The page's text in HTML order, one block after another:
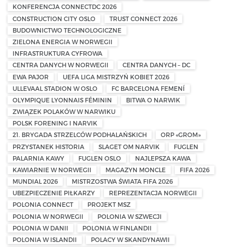
KONFERENCJA CONNECTDC 2026
CONSTRUCTION CITY OSLO
TRUST CONNECT 2026
BUDOWNICTWO TECHNOLOGICZNE
ZIELONA ENERGIA W NORWEGII
INFRASTRUKTURA CYFROWA
CENTRA DANYCH W NORWEGII
CENTRA DANYCH – DC
EWA PAJOR
UEFA LIGA MISTRZYŃ KOBIET 2026
ULLEVAAL STADION W OSLO
FC BARCELONA FEMENÍ
OLYMPIQUE LYONNAIS FÉMININ
BITWA O NARWIK
ZWIĄZEK POLAKÓW W NARWIKU
POLSK FORENING I NARVIK
21. BRYGADA STRZELCÓW PODHALAŃSKICH
ORP «GROM»
PRZYSTANEK HISTORIA
SLAGET OM NARVIK
FUGLEN
PALARNIA KAWY
FUGLEN OSLO
NAJLEPSZA KAWA
KAWIARNIE W NORWEGII
MAGAZYN MONCLE
FIFA 2026
MUNDIAL 2026
MISTRZOSTWA ŚWIATA FIFA 2026
UBEZPIECZENIE PIŁKARZY
REPREZENTACJA NORWEGII
POLONIA CONNECT
PROJEKT MSZ
POLONIA W NORWEGII
POLONIA W SZWECJI
POLONIA W DANII
POLONIA W FINLANDII
POLONIA W ISLANDII
POLACY W SKANDYNAWII